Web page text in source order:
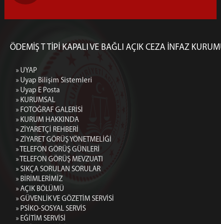
ÖDEMİŞ T TİPİ KAPALI VE BAĞLI AÇIK CEZA İNFAZ
» UYAP
» Uyap Bilişim Sistemleri
» Uyap E Posta
» KURUMSAL
» FOTOĞRAF GALERİSİ
» KURUM HAKKINDA
» ZİYARETÇİ REHBERİ
» ZİYARET GÖRÜŞ YÖNETMELİĞİ
» TELEFON GÖRÜŞ GÜNLERİ
» TELEFON GÖRÜŞ MEVZUATI
» SIKÇA SORULAN SORULAR
» BİRİMLERİMİZ
» AÇIK BÖLÜMÜ
» GÜVENLİK VE GÖZETİM SERVİSİ
» PSİKO-SOSYAL SERVİS
» EĞİTİM SERVİSİ